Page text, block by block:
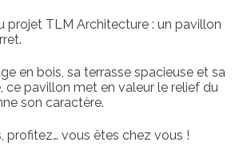
projet TLM Architecture : un pavillon
en bois, sa terrasse spacieuse et sa
ce pavillon met en valeur le relief du
son caractère.
profitez… vous êtes chez vous !